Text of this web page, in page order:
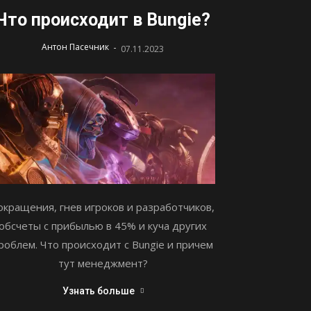
происходит в Bungie?
Антон Пасечник - 07.11.2023
гнев игроков и разработчиков,
с прибылью в 45% и куча других
Что происходит с Bungie и причем
тут менеджмент?
Узнать больше